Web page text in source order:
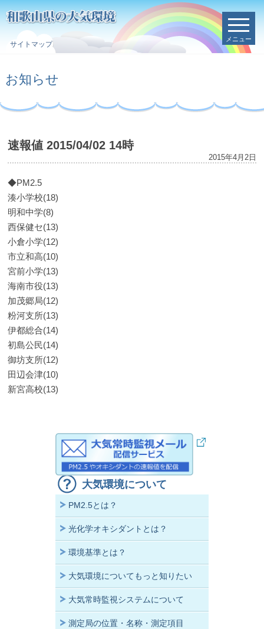
サイトマップ
メニュー
お知らせ
速報値 2015/04/02 14時
2015年4月2日
◆PM2.5
湊小学校(18)
明和中学(8)
西保健セ(13)
小倉小学(12)
市立和高(10)
宮前小学(13)
海南市役(13)
加茂郷局(12)
粉河支所(13)
伊都総合(14)
初島公民(14)
御坊支所(12)
田辺会津(10)
新宮高校(13)
大気環境について
PM2.5とは？
光化学オキシダントとは？
環境基準とは？
大気環境についてもっと知りたい
大気常時監視システムについて
測定局の位置・名称・測定項目